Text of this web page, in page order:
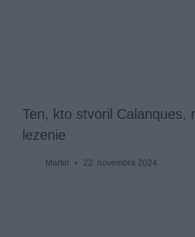
Ten, kto stvoril Calanques,
lezenie
Martin 22. novembra 2024